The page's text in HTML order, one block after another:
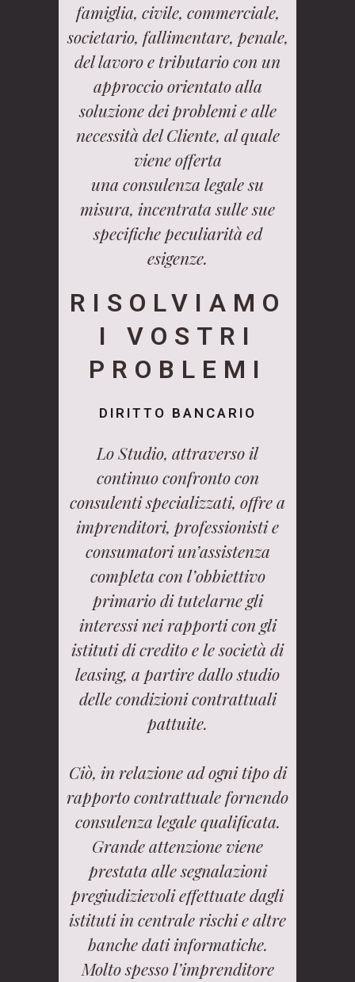
famiglia, civile, commerciale,
societario, fallimentare, penale,
del lavoro e tributario con un
approccio orientato alla
soluzione dei problemi e alle
necessità del Cliente, al quale
viene offerta
una consulenza legale su
misura, incentrata sulle sue
specifiche peculiarità ed
esigenze.
RISOLVIAMO
I VOSTRI
PROBLEMI
DIRITTO BANCARIO
Lo Studio, attraverso il
continuo confronto con
consulenti specializzati, offre a
imprenditori, professionisti e
consumatori un’assistenza
completa con l’obbiettivo
primario di tutelarne gli
interessi nei rapporti con gli
istituti di credito e le società di
leasing, a partire dallo studio
delle condizioni contrattuali
pattuite.
Ciò, in relazione ad ogni tipo di
rapporto contrattuale fornendo
consulenza legale qualificata.
Grande attenzione viene
prestata alle segnalazioni
pregiudizievoli effettuate dagli
istituti in centrale rischi e altre
banche dati informatiche.
Molto spesso l’imprenditore